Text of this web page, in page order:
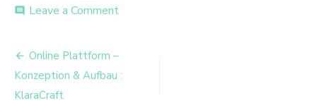
comment Leave a Commenton
01-
um-
Beitrags-
Navigation
Online Plattform –
Konzeption & Aufbau :
KlaraCraft